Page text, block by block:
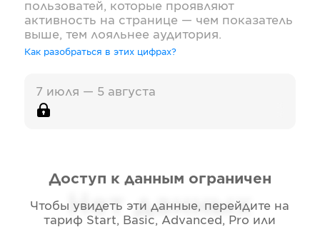
пользоватей, которые проявляют
активность на странице — чем показатель
выше, тем лояльнее аудитория.
Как разобраться в этих цифрах?
7 июля — 5 августа
Нет данных
Доступ к данным ограничен
Чтобы увидеть эти данные, перейдите на
тариф Start, Basic, Advanced, Pro или